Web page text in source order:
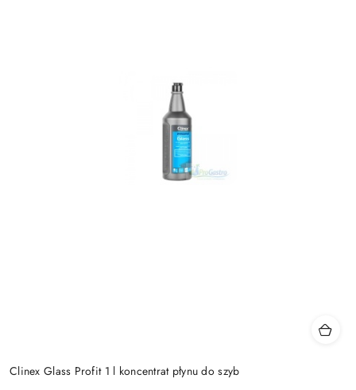
Clinex Glass Profit 1 l koncentrat płynu do szyb